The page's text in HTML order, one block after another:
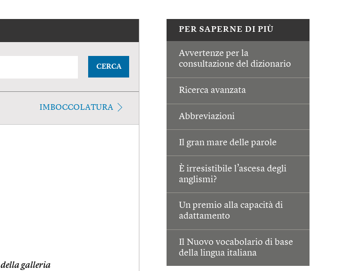
PER SAPERNE DI PIÙ
Avvertenze per la
consultazione del dizionario
Ricerca avanzata
Abbreviazioni
Il gran mare delle parole
È irresistibile l’ascesa degli
anglismi?
Un premio alla capacità di
adattamento
Il Nuovo vocabolario di base
della lingua italiana
CERCA
IMBOCCOLATURA
della galleria